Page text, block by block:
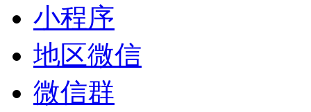
小程序
地区微信
微信群